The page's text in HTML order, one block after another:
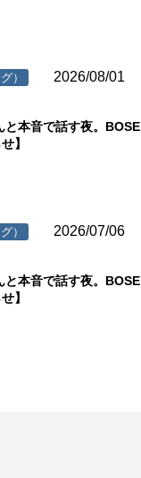
） 2026/08/01
と本音で話す夜。BOSE
】
） 2026/07/06
と本音で話す夜。BOSE
】